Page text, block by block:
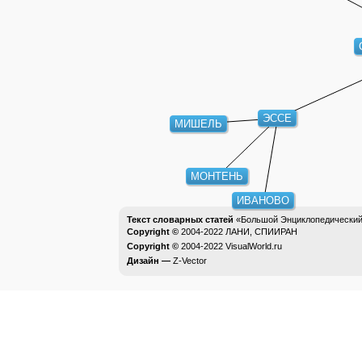
ЭССЕ
МОНТЕНЬ
МИШЕЛЬ
ИВАНОВО
Текст словарных статей «Большой
Copyright © 2004-2022 ЛАНИ, СПИИРАН
Copyright © 2004-2022 VisualWorld.ru
Дизайн — Z-Vector